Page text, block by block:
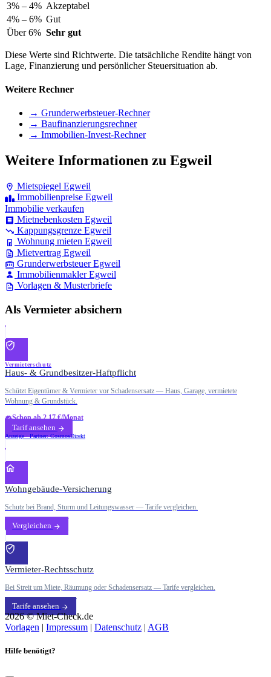
3% – 4% Akzeptabel
4% – 6% Gut
Über 6% Sehr gut
Diese Werte sind Richtwerte. Die tatsächliche Rendite hängt von
Lage, Finanzierung und persönlicher Steuersituation ab.
Weitere Rechner
→ Grunderwerbsteuer-Rechner
→ Baufinanzierungsrechner
→ Immobilien-Invest-Rechner
Weitere Informationen zu Egweil
Mietspiegel Egweil
Immobilienpreise Egweil
Immobilie verkaufen
Mietnebenkosten Egweil
Kappungsgrenze Egweil
Wohnung mieten Egweil
Mietvertrag Egweil
Grunderwerbsteuer Egweil
Immobilienmakler Egweil
Vorlagen & Musterbriefe
Als Vermieter absichern
Vermieterschutz
Haus- & Grundbesitzer-Haftpflicht
Schützt Eigentümer & Vermieter vor Schadensersatz — Haus, Garage, vermietete
Wohnung & Grundstück.
Schon ab 2,17 €/Monat
Tarif ansehen
Anzeige · Partner: CosmosDirekt
Wohngebäude-Versicherung
Schutz bei Brand, Sturm und Leitungswasser — Tarife vergleichen.
Vergleichen
Vermieter-Rechtsschutz
Bei Streit um Miete, Räumung oder Schadensersatz — Tarife vergleichen.
Tarife ansehen
2026 © Miet-Check.de
Vorlagen | Impressum | Datenschutz | AGB
Hilfe benötigt?